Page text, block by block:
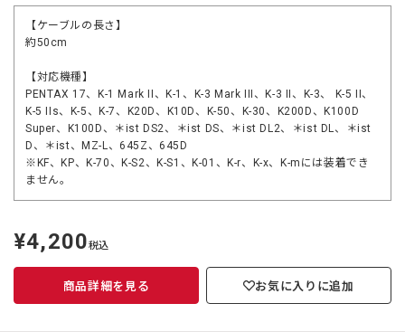
【ケーブルの長さ】
約50cm
【対応機種】
PENTAX 17、K-1 Mark II、K-1、K-3 Mark III、K-3 II、K-3、 K-5 II、
K-5 IIs、K-5、K-7、K20D、K10D、K-50、K-30、K200D、K100D
Super、K100D、＊ist DS2、＊ist DS、＊ist DL2、＊ist DL、＊ist
D、＊ist、MZ-L、645Z、645D
※KF、KP、K-70、K-S2、K-S1、K-01、K-r、K-x、K-mには装着でき
ません。
定
価
¥4,200税込
商品詳細を見る お気に入りに追加